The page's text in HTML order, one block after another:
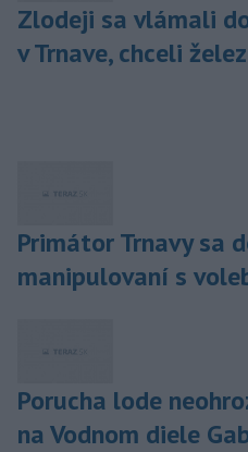
Zlodeji sa vlámali
v Trnave, chceli
Primátor Trnavy sa
manipulovaní s
Porucha lode
na Vodnom diele